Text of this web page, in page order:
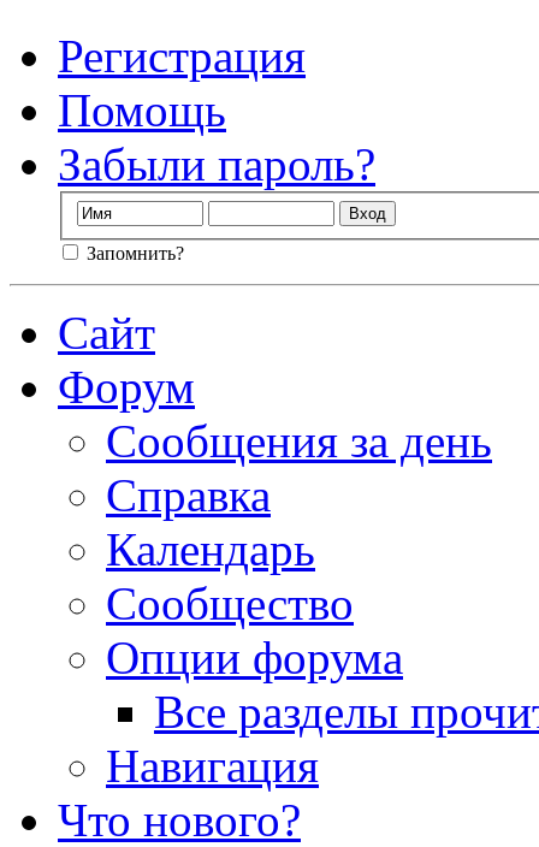
Регистрация
Помощь
Забыли пароль?
Запомнить?
Сайт
Форум
Сообщения за день
Справка
Календарь
Сообщество
Опции форума
Все разделы
Навигация
Что нового?